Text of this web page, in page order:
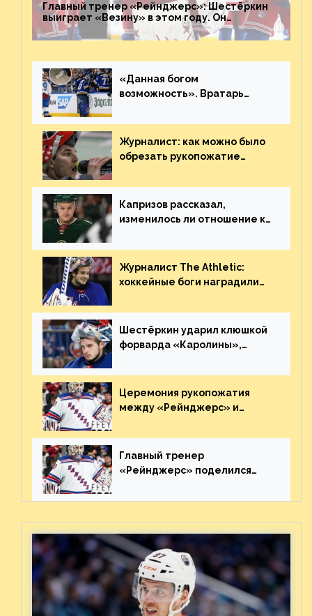
Главный тренер «Рейнджерс»: Шестёркин
выиграет «Везину» в этом году. Он
невероятен
«Данная богом
возможность». Вратарь
броске бутылкой в Кадри
Журналист: как можно было
обрезать рукопожатие
Плохая работа, ESPN
Капризов рассказал,
изменилось ли отношение к
Украине
Журналист The Athletic:
хоккейные боги наградили
великолепную игру
Шестёркин ударил клюшкой
форварда «Каролины»,
пятаке. Видео
Церемония рукопожатия
между «Рейнджерс» и
матча плей-офф. Видео
Главный тренер
«Рейнджерс» поделился
предстоящего финала